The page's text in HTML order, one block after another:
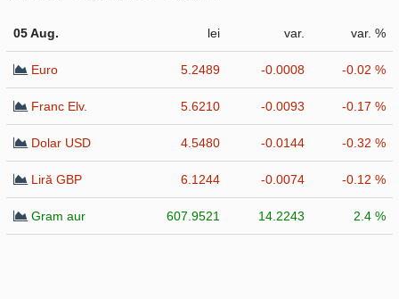
05 Aug. lei var. var. %
Euro 5.2489 -0.0008 -0.02 %
Franc Elv. 5.6210 -0.0093 -0.17 %
Dolar USD 4.5480 -0.0144 -0.32 %
Liră GBP 6.1244 -0.0074 -0.12 %
Gram aur 607.9521 14.2243 2.4 %